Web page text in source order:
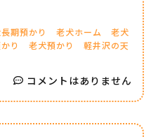
期預かり 老犬ホーム
老犬
り 老犬預かり
軽井沢の天
コメントはありません